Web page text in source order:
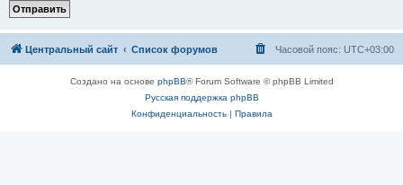
Центральный сайт Список форумов Часовой пояс: UTC+03:00
Создано на основе phpBB® Forum Software © phpBB Limited
Русская поддержка phpBB
Конфиденциальность| Правила